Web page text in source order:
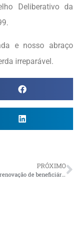
Deliberativo da
e nosso abraço
irreparável.
PRÓXIMO
Mais+Vida: renovação de beneficiários até 20/12